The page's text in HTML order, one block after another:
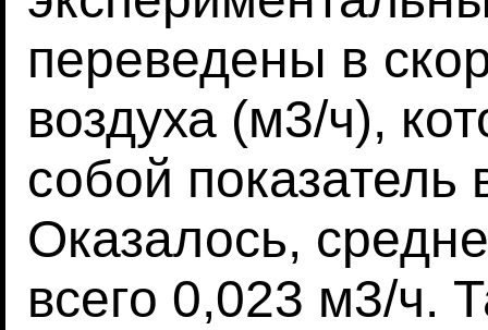
переведены в
воздуха (м3/ч),
собой показатель
Оказалось,
всего 0,023 м3/ч.